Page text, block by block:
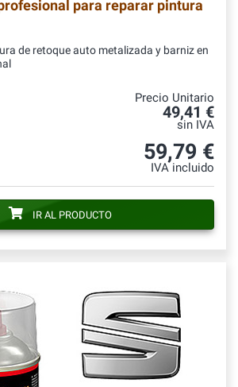
para reparar pintura
de retoque auto metalizada y barniz en
Precio Unitario
49,41 €
sin IVA
59,79 €
IVA incluido
IR AL PRODUCTO